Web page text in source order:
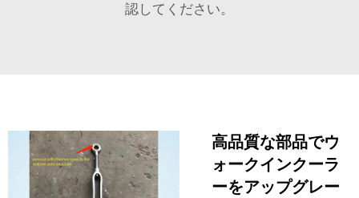
認してください。
高品質な部品でウ
ォークインクーラ
ーをアップグレー